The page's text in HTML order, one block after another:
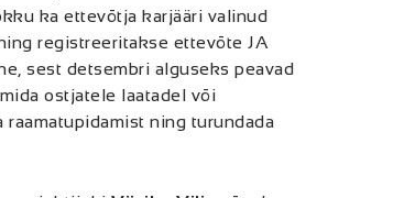
ka ettevõtja karjääri valinud
registreeritakse ettevõte JA
sest detsembri alguseks peavad
ostjatele laatadel või
ning turundada